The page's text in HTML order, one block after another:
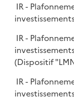
IR -
IR -
(Dispositif
IR -